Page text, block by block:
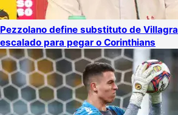
Pezzolano define substituto de
escalado para pegar o Corinthians